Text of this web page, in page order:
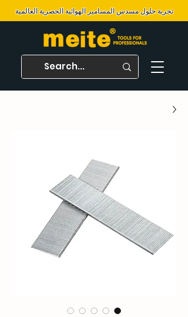
تجربة حلول مسدس المسامير الهوائية الحصرية العالمية